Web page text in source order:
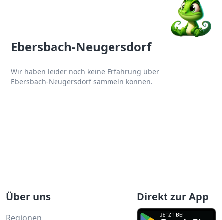
Ebersbach-Neugersdorf
Wir haben leider noch keine Erfahrung über
Ebersbach-Neugersdorf sammeln können.
Über uns
Regionen
Direkt zur App